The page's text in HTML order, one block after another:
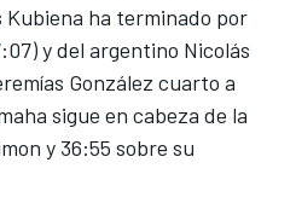
Kubiena ha terminado por
y del argentino Nicolás
González cuarto a
sigue en cabeza de la
y 36:55 sobre su